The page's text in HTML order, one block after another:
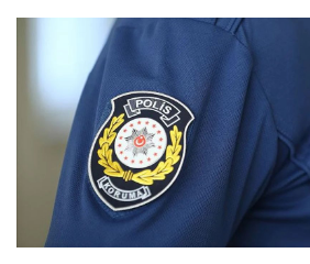
emniyet müdürü İrfan Bayar,
“kurumsal yapıyı zayıflattığını,
teşkilatta tükenmişliği artırdığını”